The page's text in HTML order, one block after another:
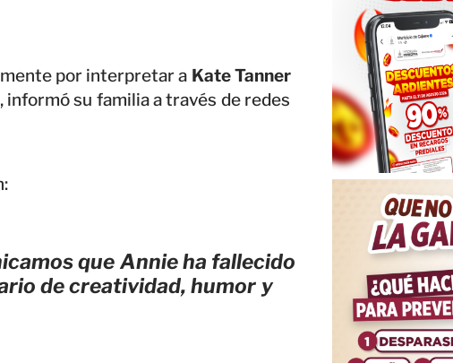
por interpretar a Kate Tanner
, informó su familia a través de redes
que Annie ha fallecido
de creatividad, humor y